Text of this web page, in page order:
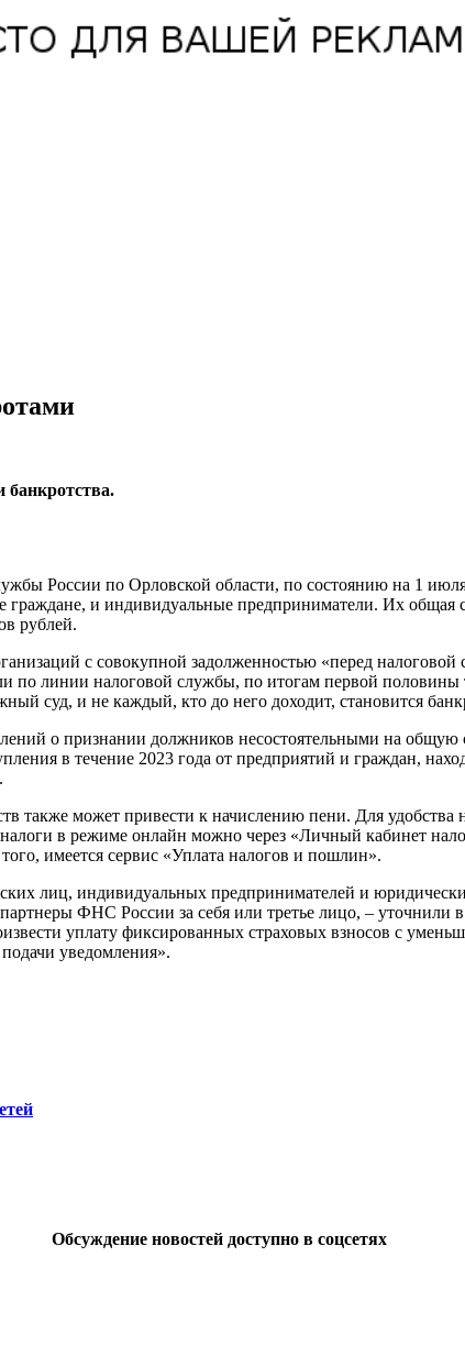
банкротства.
России по Орловской области, по состоянию на 1
граждане, и индивидуальные предприниматели. Их
рублей.
с совокупной задолженностью «перед
по линии налоговой службы, по итогам первой половины
суд, и не каждый, кто до него доходит, становится
о признании должников несостоятельными на
в течение 2023 года от предприятий и граждан,
также может привести к начислению пени. Для удобства
в режиме онлайн можно через «Личный кабинет
имеется сервис «Уплата налогов и пошлин».
лиц, индивидуальных предпринимателей и
ФНС России за себя или третье лицо, – уточнили
уплату фиксированных страховых взносов с
уведомления».
Обсуждение новостей доступно в соцсетях